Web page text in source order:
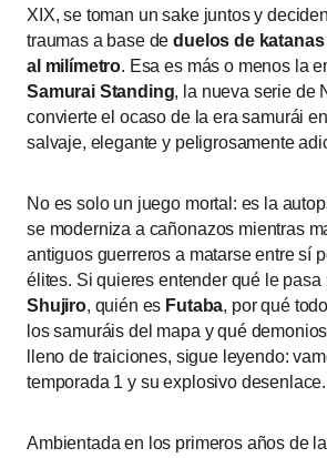
XIX, se toman un sake juntos y
traumas a base deduelos de
al milímetro. Esa es más o menos la
Samurai Standing, la nueva serie de
convierte el ocaso de la era samurái
salvaje, elegante y peligrosamente
No es solo un juego mortal: es la
se moderniza a cañonazos mientras
antiguos guerreros a matarse entre sí
élites. Si quieres entender qué le pasa
Shujiro, quién es Futaba, por qué
los samuráis del mapa y qué
lleno de traiciones, sigue leyendo:
temporada 1 y su explosivo desenlace.
Ambientada en los primeros años de la